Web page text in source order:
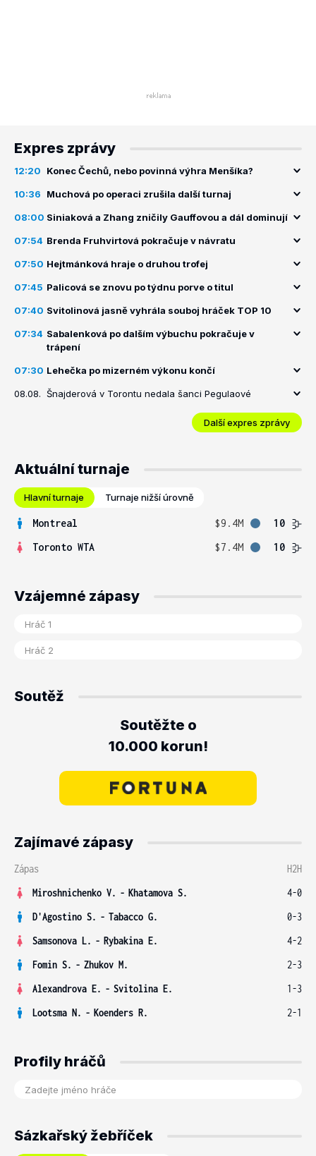
Expres zprávy
12:20 Konec Čechů, nebo povinná výhra Menšíka?
10:36 Muchová po operaci zrušila další turnaj
08:00 Siniaková a Zhang zničily Gauffovou a dál dominují
07:54 Brenda Fruhvirtová pokračuje v návratu
07:50 Hejtmánková hraje o druhou trofej
07:45 Palicová se znovu po týdnu porve o titul
07:40 Svitolinová jasně vyhrála souboj hráček TOP 10
07:34 Sabalenková po dalším výbuchu pokračuje v
trápení
07:30 Lehečka po mizerném výkonu končí
08.08. Šnajderová v Torontu nedala šanci Pegulaové
Další expres zprávy
Aktuální turnaje
Hlavní turnaje Turnaje nižší úrovně
Montreal $9.4M
10
Toronto WTA
$7.4M 10
Vzájemné zápasy
Soutěž
Soutěžte o
10.000 korun!
Zajímavé zápasy
Zápas
H2H
Miroshnichenko V. - Khatamova S.
4-0
D'Agostino S. - Tabacco G.
0-3
Samsonova L. - Rybakina E.
4-2
Fomin S. - Zhukov M.
2-3
Alexandrova E. - Svitolina E.
1-3
Lootsma N. - Koenders R. 2-1
Profily hráčů
Sázkařský žebříček